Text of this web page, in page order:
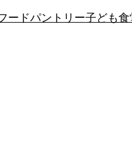
ードパントリー子ども